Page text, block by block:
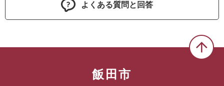
よくある質問と回答
飯田市